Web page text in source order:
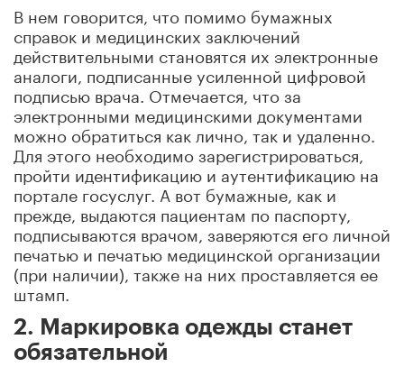
В нем говорится, что помимо бумажных
справок и медицинских заключений
действительными становятся их электронные
аналоги, подписанные усиленной цифровой
подписью врача. Отмечается, что за
электронными медицинскими документами
можно обратиться как лично, так и удаленно.
Для этого необходимо зарегистрироваться,
пройти идентификацию и аутентификацию на
портале госуслуг. А вот бумажные, как и
прежде, выдаются пациентам по паспорту,
подписываются врачом, заверяются его личной
печатью и печатью медицинской организации
(при наличии), также на них проставляется ее
штамп.
2. Маркировка одежды станет
обязательной